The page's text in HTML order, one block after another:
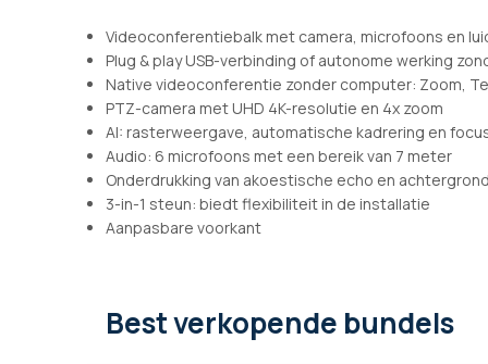
Videoconferentiebalk met camera, microfoons en
Plug & play USB-verbinding of autonome werking
Native videoconferentie zonder computer: Zoom,
PTZ-camera met UHD 4K-resolutie en 4x zoom
AI: rasterweergave, automatische kadrering en
Audio: 6 microfoons met een bereik van 7 meter
Onderdrukking van akoestische echo en
3-in-1 steun: biedt flexibiliteit in de installatie
Aanpasbare voorkant
Best verkopende bundels